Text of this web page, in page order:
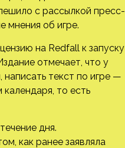
с рассылкой пресс-
мнения об игре.
на Redfall к запуску
отмечает, что у
текст по игре —
то есть
дня.
как ранее заявляла